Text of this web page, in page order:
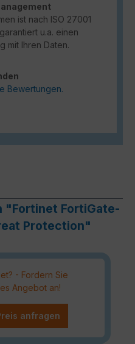
ist nach ISO 27001
u.a. einen
mit Ihren Daten.
Bewertungen.
"Fortinet FortiGate-
Protection"
- Fordern Sie
Angebot an!
anfragen